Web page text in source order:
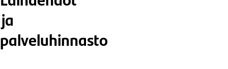
ja
palveluhinnasto